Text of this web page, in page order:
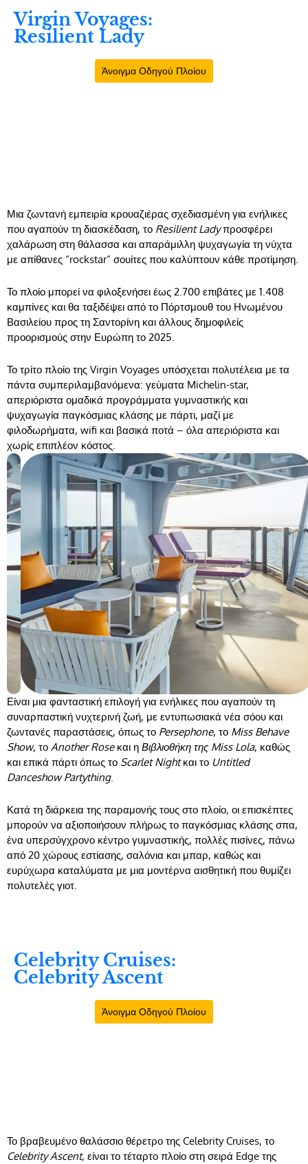
Virgin Voyages:
Resilient Lady
Άνοιγμα Οδηγού Πλοίου
Μια ζωντανή εμπειρία κρουαζιέρας σχεδιασμένη για ενήλικες
που αγαπούν τη διασκέδαση, το Resilient Ladyπροσφέρει
χαλάρωση στη θάλασσα και απαράμιλλη ψυχαγωγία τη νύχτα
με απίθανες “rockstar” σουίτες που καλύπτουν κάθε προτίμηση.
Το πλοίο μπορεί να φιλοξενήσει έως 2.700 επιβάτες με 1.408
καμπίνες και θα ταξιδέψει από το Πόρτσμουθ του Ηνωμένου
Βασιλείου προς τη Σαντορίνη και άλλους δημοφιλείς
προορισμούς στην Ευρώπη το 2025.
Το τρίτο πλοίο της Virgin Voyages υπόσχεται πολυτέλεια με τα
πάντα συμπεριλαμβανόμενα: γεύματα Michelin-star,
απεριόριστα ομαδικά προγράμματα γυμναστικής και
ψυχαγωγία παγκόσμιας κλάσης με πάρτι, μαζί με
φιλοδωρήματα, wifi και βασικά ποτά – όλα απεριόριστα και
χωρίς επιπλέον κόστος.
Είναι μια φανταστική επιλογή για ενήλικες που αγαπούν τη
συναρπαστική νυχτερινή ζωή, με εντυπωσιακά νέα σόου και
ζωντανές παραστάσεις, όπως το Persephone, το Miss Behave
Show, το Another Roseκαι η Βιβλιοθήκη της Miss Lola, καθώς
και επικά πάρτι όπως το Scarlet Nightκαι το Untitled
Danceshow Partything.
Κατά τη διάρκεια της παραμονής τους στο πλοίο, οι επισκέπτες
μπορούν να αξιοποιήσουν πλήρως το παγκόσμιας κλάσης σπα,
ένα υπερσύγχρονο κέντρο γυμναστικής, πολλές πισίνες, πάνω
από 20 χώρους εστίασης, σαλόνια και μπαρ, καθώς και
ευρύχωρα καταλύματα με μια μοντέρνα αισθητική που θυμίζει
πολυτελές γιοτ.
Celebrity Cruises:
Celebrity Ascent
Άνοιγμα Οδηγού Πλοίου
Το βραβευμένο θαλάσσιο θέρετρο της Celebrity Cruises, το
Celebrity Ascent, είναι το τέταρτο πλοίο στη σειρά Edge της